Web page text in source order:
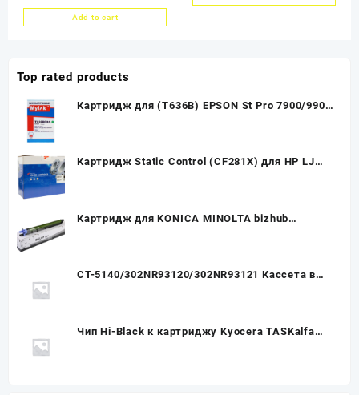
Add to cart
Top rated products
Картридж для (T636B) EPSON St Pro 7900/9900
Картридж Static Control (CF281X) для HP LJ
Картридж для KONICA MINOLTA bizhub
CT-5140/302NR93120/302NR93121 Кассета в
Чип Hi-Black к картриджу Kyocera TASKalfa